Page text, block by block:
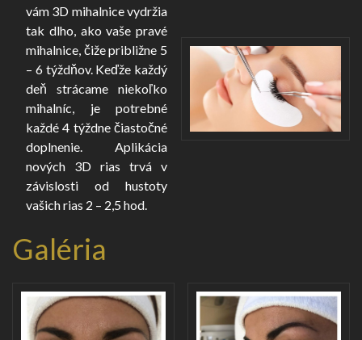
vám 3D mihalnice vydržia
tak dlho, ako vaše pravé
mihalnice, čiže približne 5
– 6 týždňov. Keďže každý
deň strácame niekoľko
mihalníc, je potrebné
každé 4 týždne čiastočné
doplnenie. Aplikácia
nových 3D rias trvá v
závislosti od hustoty
vašich rias 2 – 2,5 hod.
Galéria